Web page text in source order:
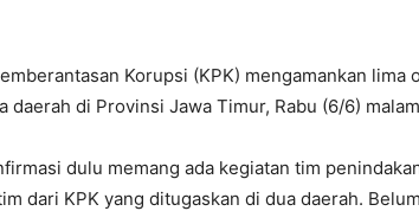
Korupsi (KPK) mengamankan lima
daerah di Provinsi Jawa Timur, Rabu (6/6)
dulu memang ada kegiatan tim
dari KPK yang ditugaskan di dua daerah.